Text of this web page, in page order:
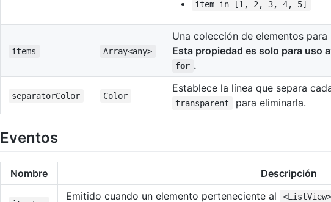
item in [1, 2, 3, 4, 5]
items Array<any>
Una colección de elementos
Esta propiedad es solo para uso
for .
separatorColor Color
Establece la línea que separa
transparent para eliminarla.
Eventos
Nombre Descripción
Emitido cuando un elemento perteneciente al <ListView>